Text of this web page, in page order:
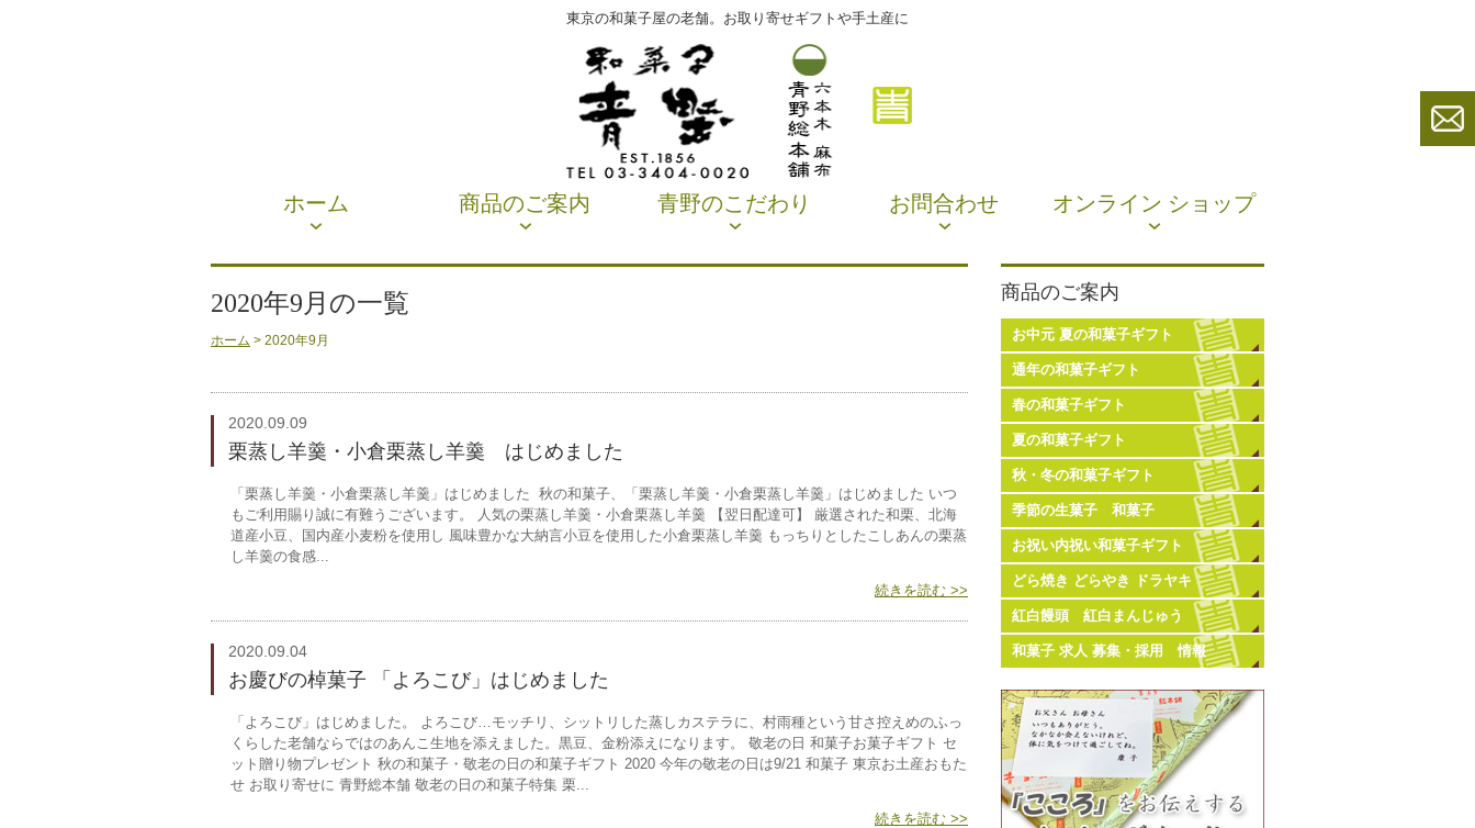
東京の和菓子屋の老舗。お取り寄せギフトや手土産に
ホーム 商品のご案内 青野のこだわり お問合わせ オンライン ショップ
2020年9月の一覧
ホーム > 2020年9月
2020.09.09
栗蒸し羊羹・小倉栗蒸し羊羹 はじめました
「栗蒸し羊羹・小倉栗蒸し羊羹」はじめました 秋の和菓子、「栗蒸し羊羹・小倉栗蒸し羊羹」はじめました いつ
もご利用賜り誠に有難うございます。 人気の栗蒸し羊羹・小倉栗蒸し羊羹 【翌日配達可】 厳選された和栗、北海
道産小豆、国内産小麦粉を使用し 風味豊かな大納言小豆を使用した小倉栗蒸し羊羹 もっちりとしたこしあんの栗蒸
し羊羹の食感...
続きを読む >>
2020.09.04
お慶びの棹菓子 「よろこび」はじめました
「よろこび」はじめました。 よろこび…モッチリ、シットリした蒸しカステラに、村雨種という甘さ控えめのふっ
くらした老舗ならではのあんこ生地を添えました。黒豆、金粉添えになります。 敬老の日 和菓子お菓子ギフト セ
ット贈り物プレゼント 秋の和菓子・敬老の日の和菓子ギフト 2020 今年の敬老の日は9/21 和菓子 東京お土産おもた
せ お取り寄せに 青野総本舗 敬老の日の和菓子特集 栗...
続きを読む >>
商品のご案内
お中元 夏の和菓子ギフト
通年の和菓子ギフト
春の和菓子ギフト
夏の和菓子ギフト
秋・冬の和菓子ギフト
季節の生菓子 和菓子
お祝い内祝い和菓子ギフト
どら焼き どらやき ドラヤキ
紅白饅頭 紅白まんじゅう
和菓子 求人 募集・採用 情報